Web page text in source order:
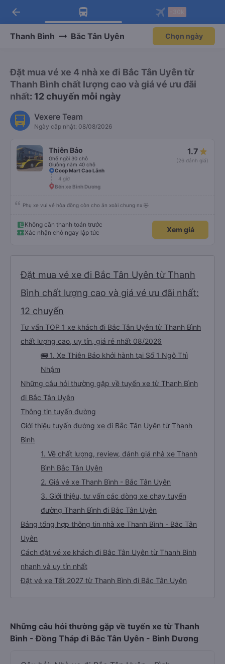
Tải app Vexere ngay!
Nhận ưu đãi thành viên độc
Mở app
Tải app Vexere
-30k/ghế khi đặt vé máy bay qua
Mở app
arrow_back
Thanh Bình Bắc Tân Uyên Chọn ngày
Đặt mua vé xe 4 nhà xe đi Bắc Tân Uyên từ
Thanh Bình chất lượng cao và giá vé ưu đãi
nhất: 12 chuyến mỗi ngày
Vexere Team
Ngày cập nhật: 08/08/2026
Thiên Bảo
Ghế ngồi 30 chỗ
Giường nằm 40 chỗ
1.7
(26 đánh giá)
Coop Mart Cao Lãnh
4 giờ
Bến xe Bình Dương
Phụ xe vui vẻ hòa đồng còn cho ăn xoài chung nx 🤣
Không cần thanh toán trước
Xác nhận chỗ ngay lập tức
Xem giá
Đặt mua vé xe đi Bắc Tân Uyên từ Thanh
Bình chất lượng cao và giá vé ưu đãi nhất:
12 chuyến
Tư vấn TOP 1 xe khách đi Bắc Tân Uyên từ Thanh Bình
chất lượng cao, uy tín, giá rẻ nhất 08/2026
🚌 1. Xe Thiên Bảo khởi hành tại Số 1 Ngô Thì
Nhậm
Những câu hỏi thường gặp về tuyến xe từ Thanh Bình
đi Bắc Tân Uyên
Thông tin tuyến đường
Giới thiệu tuyến đường xe đi Bắc Tân Uyên từ Thanh
Bình
1. Về chất lượng, review, đánh giá nhà xe Thanh
Bình Bắc Tân Uyên
2. Giá vé xe Thanh Bình - Bắc Tân Uyên
3. Giới thiệu, tư vấn các dòng xe chạy tuyến
đường Thanh Bình đi Bắc Tân Uyên
Bảng tổng hợp thông tin nhà xe Thanh Bình - Bắc Tân
Uyên
Cách đặt vé xe khách đi Bắc Tân Uyên từ Thanh Bình
nhanh và uy tín nhất
Đặt vé xe Tết 2027 từ Thanh Bình đi Bắc Tân Uyên
Những câu hỏi thường gặp về tuyến xe từ Thanh
Bình - Đồng Tháp đi Bắc Tân Uyên - Bình Dương